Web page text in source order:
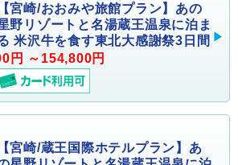
【宮崎/おおみや旅館プラン】あの
野リゾートと名湯蔵王温泉に泊ま
米沢牛を食す東北大感謝祭3日間
円 ～154,800円
【宮崎/蔵王国際ホテルプラン】あ